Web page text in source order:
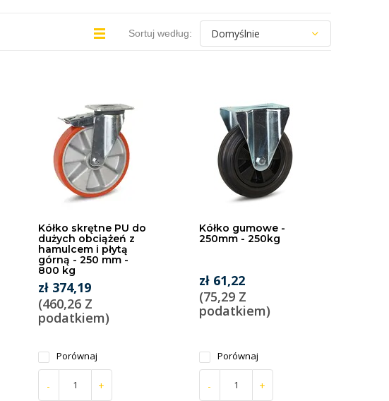
Sortuj według:
Kółko skrętne PU do
dużych obciążeń z
hamulcem i płytą
górną - 250 mm -
800 kg
zł 374,19
(460,26 Z
podatkiem)
Porównaj
- +
Kółko gumowe -
250mm - 250kg
zł 61,22
(75,29 Z
podatkiem)
Porównaj
- +